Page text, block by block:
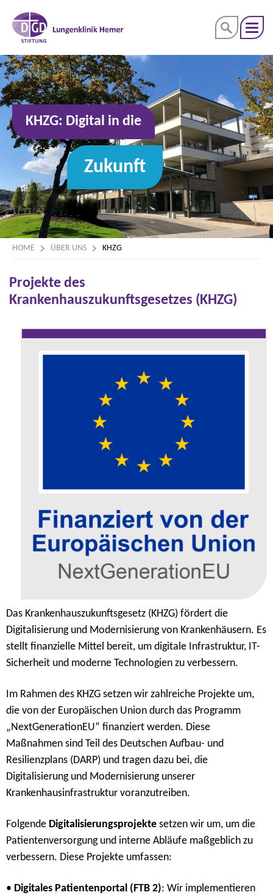
KHZG: Digital in die
Zukunft
HOME ÜBER UNS KHZG
Projekte des
Krankenhauszukunftsgesetzes (KHZG)
Das Krankenhauszukunftsgesetz (KHZG) fördert die
Digitalisierung und Modernisierung von Krankenhäusern. Es
stellt finanzielle Mittel bereit, um digitale Infrastruktur, IT-
Sicherheit und moderne Technologien zu verbessern.
Im Rahmen des KHZG setzen wir zahlreiche Projekte um,
die von der Europäischen Union durch das Programm
„NextGenerationEU“ finanziert werden. Diese
Maßnahmen sind Teil des Deutschen Aufbau- und
Resilienzplans (DARP) und tragen dazu bei, die
Digitalisierung und Modernisierung unserer
Krankenhausinfrastruktur voranzutreiben.
Folgende Digitalisierungsprojekte setzen wir um, um die
Patientenversorgung und interne Abläufe maßgeblich zu
verbessern. Diese Projekte umfassen:
• Digitales Patientenportal (FTB 2): Wir implementieren